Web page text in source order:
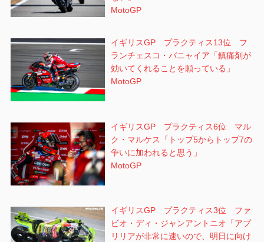
MotoGP
イギリスGP プラクティス13位 フ
ランチェスコ・バニャイア「鎮痛剤が
効いてくれることを願っている」
MotoGP
イギリスGP プラクティス6位 マル
ク・マルケス「トップ5からトップ7の
争いに加われると思う」
MotoGP
イギリスGP プラクティス3位 ファ
ビオ・ディ・ジャンアントニオ「アプ
リリアが非常に速いので、明日に向け